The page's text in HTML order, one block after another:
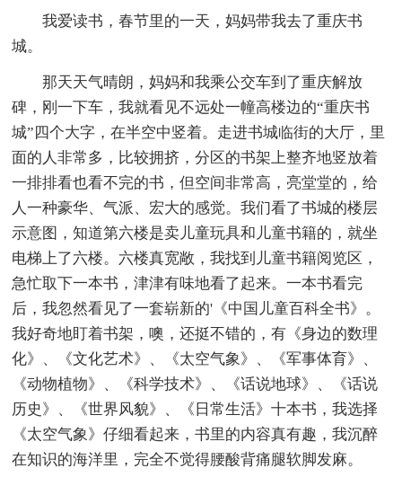
我爱读书，春节里的一天，妈妈带我去了重庆书
城。
那天天气晴朗，妈妈和我乘公交车到了重庆解放
碑，刚一下车，我就看见不远处一幢高楼边的“重庆书
城”四个大字，在半空中竖着。走进书城临街的大厅，里
面的人非常多，比较拥挤，分区的书架上整齐地竖放着
一排排看也看不完的书，但空间非常高，亮堂堂的，给
人一种豪华、气派、宏大的感觉。我们看了书城的楼层
示意图，知道第六楼是卖儿童玩具和儿童书籍的，就坐
电梯上了六楼。六楼真宽敞，我找到儿童书籍阅览区，
急忙取下一本书，津津有味地看了起来。一本书看完
后，我忽然看见了一套崭新的'《中国儿童百科全书》。
我好奇地盯着书架，噢，还挺不错的，有《身边的数理
化》、《文化艺术》、《太空气象》、《军事体育》、
《动物植物》、《科学技术》、《话说地球》、《话说
历史》、《世界风貌》、《日常生活》十本书，我选择
《太空气象》仔细看起来，书里的内容真有趣，我沉醉
在知识的海洋里，完全不觉得腰酸背痛腿软脚发麻。